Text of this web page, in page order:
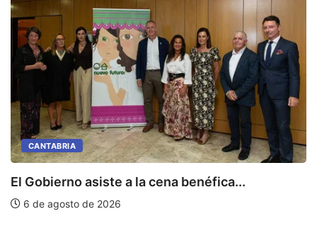
CANTABRIA
El Gobierno asiste a la cena benéfica...
6 de agosto de 2026